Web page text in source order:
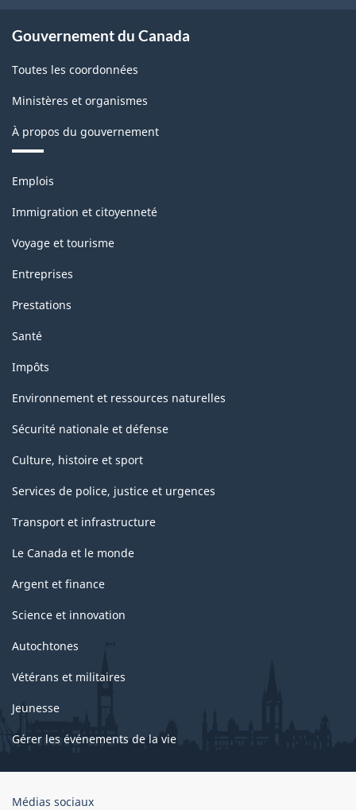
Structure
de
la
Gouvernement du Canada
Toutes les coordonnées
Ministères et organismes
À propos du gouvernement
Thèmes
sujets
Emplois
Immigration et citoyenneté
Voyage et tourisme
Entreprises
Prestations
Santé
Impôts
Environnement et ressources naturelles
Sécurité nationale et défense
Culture, histoire et sport
Services de police, justice et urgences
Transport et infrastructure
Le Canada et le monde
Argent et finance
Science et innovation
Autochtones
Vétérans et militaires
Jeunesse
Gérer les événements de la vie
Organisation
Médias sociaux